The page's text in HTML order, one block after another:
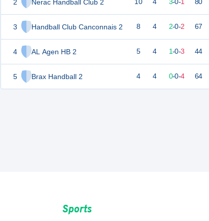
2 Nerac Handball Club 2
3 Handball Club Canconnais 2
4 AL Agen HB 2
5 Brax Handball 2
10 4 3-0-1 80
8 4 2-0-2 67
5 4 1-0-3 44
4 4 0-0-4 64
Sports